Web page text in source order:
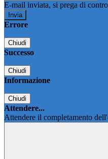
E-mail inviata, si prega di
Errore
Chiudi
Successo
Chiudi
Informazione
Chiudi
Attendere...
Attendere il completamento